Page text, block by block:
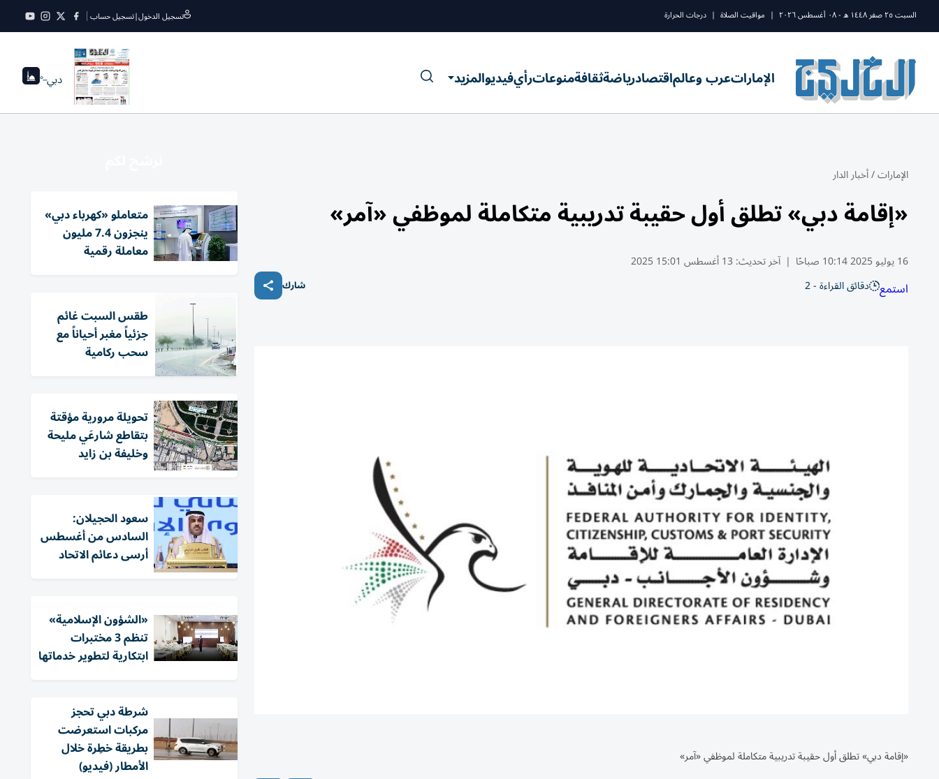
السبت ٢٥ صفر ١٤٤٨ ه - ٠٨ أغسطس ٢٠٢٦ | مواقيت الصلاة | درجات الحرارة تسجيل الدخول|تسجيل حساب
الإماراتعرب وعالماقتصادرياضةثقافةمنوعاترأيفيديوالمزيد دبي--°
الإمارات/أخبار الدار
«إقامة دبي» تطلق أول حقيبة تدريبية متكاملة لموظفي «آمر»
16 يوليو 2025 10:14 صباحًا | آخر تحديث: 13 أغسطس 15:01 2025
استمع دقائق القراءة - 2 شارك
«إقامة دبي» تطلق أول حقيبة تدريبية متكاملة لموظفي «آمر»
متعاملو «كهرباء دبي»
ينجزون 7.4 مليون
معاملة رقمية
طقس السبت غائم
جزئياً مغبر أحياناً مع
سحب ركامية
تحويلة مرورية مؤقتة
بتقاطع شارعَي مليحة
وخليفة بن زايد
سعود الحجيلان:
السادس من أغسطس
أرسى دعائم الاتحاد
«الشؤون الإسلامية»
تنظم 3 مختبرات
ابتكارية لتطوير خدماتها
شرطة دبي تحجز
مركبات استعرضت
بطريقة خطِرة خلال
الأمطار (فيديو)